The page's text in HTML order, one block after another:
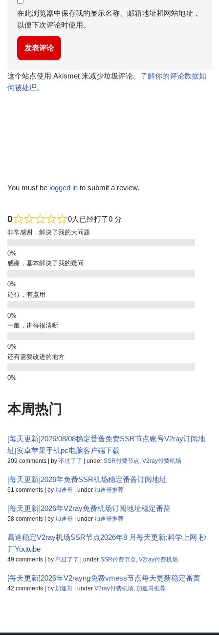
在此浏览器中保存我的显示名称、邮箱地址和网站地址，
以便下次评论时使用。
这个站点使用 Akismet 来减少垃圾评论。 了解你的评论数据如
何被处理。
You must be logged in to submit a review.
0 0人已经打了0 分
非常感谢，解决了我的大问题
感谢，基本解决了我的疑问
还行，有点用
一般，讲得很清晰
还有需要改进的地方
本周热门
[每天更新]2026/08/08稳定番蔷免费SSR节点账号V2ray订阅地
址|安卓苹果手机pc电脑客户端下载
209 comments | by 不过了了 | under SSR付费节点 V2ray付费机场
[每天更新]2026年免费SSR机场稳定番蔷订阅地址
61 comments | by 加速哥 | under 加速哥推荐
[每天更新]2026年V2ray免费机场订阅地址稳定番蔷
58 comments | by 加速哥 | under 加速哥推荐
高速稳定V2ray机场SSR节点2026年8 月每天更新:科学上网 秒
开Youtube
49 comments | by 不过了了 | under SSR付费节点 V2ray付费机场
[每天更新]2026年V2rayng免费vmess节点每天更新稳定番蔷
42 comments | by 加速哥 | under V2ray付费机场 加速哥推荐